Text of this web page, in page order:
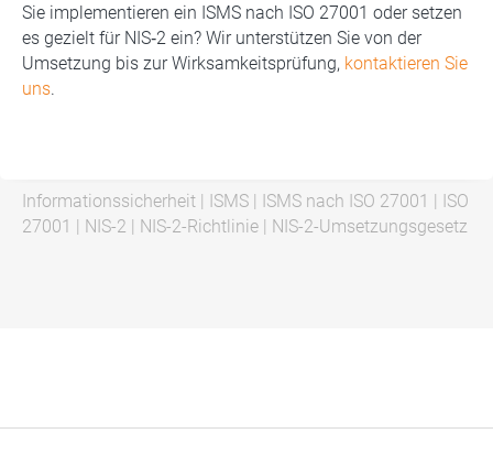
Sie implementieren ein ISMS nach ISO 27001 oder setzen
es gezielt für NIS‑2 ein? Wir unterstützen Sie von der
Umsetzung bis zur Wirksamkeitsprüfung, kontaktieren Sie
uns.
Informationssicherheit | ISMS | ISMS nach ISO 27001 | ISO
27001 | NIS-2 | NIS-2-Richtlinie | NIS-2-Umsetzungsgesetz